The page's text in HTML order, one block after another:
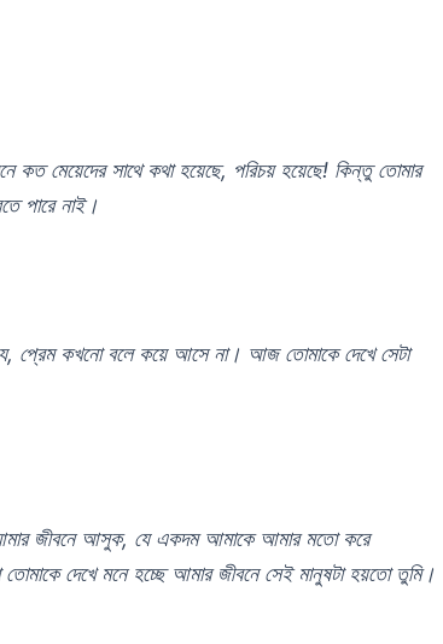
কত মেয়েদের সাথে কথা হয়েছে, পরিচয় হয়েছে! কিন্তু তোমার
পারে নাই।
প্রেম কখনো বলে কয়ে আসে না। আজ তোমাকে দেখে সেটা
জীবনে আসুক, যে একদম আমাকে আমার মতো করে
দেখে মনে হচ্ছে আমার জীবনে সেই মানুষটা হয়তো তুমি।